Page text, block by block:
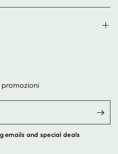
promozioni
emails and special deals